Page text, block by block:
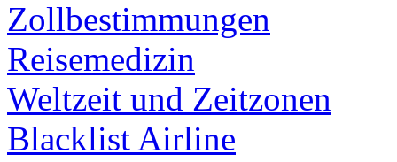
Zollbestimmungen
Reisemedizin
Weltzeit und Zeitzonen
Blacklist Airline